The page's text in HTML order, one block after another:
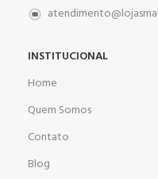
INSTITUCIONAL
Home
Quem Somos
Contato
Blog